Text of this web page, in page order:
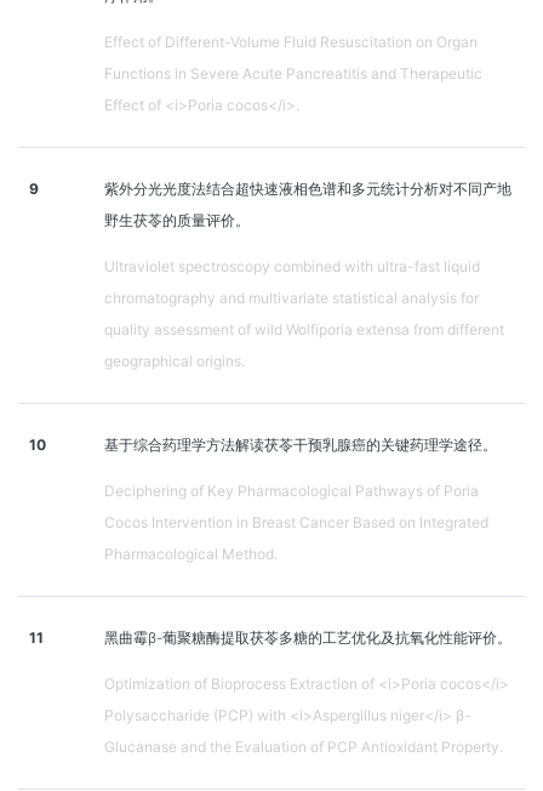
Effect of Different-Volume Fluid Resuscitation on Organ
Functions in Severe Acute Pancreatitis and Therapeutic
Effect of <i>Poria cocos</i>.
9
紫外分光光度法结合超快速液相色谱和多元统计分析对不同产地
野生茯苓的质量评价。
Ultraviolet spectroscopy combined with ultra-fast liquid
chromatography and multivariate statistical analysis for
quality assessment of wild Wolfiporia extensa from different
geographical origins.
10 基于综合药理学方法解读茯苓干预乳腺癌的关键药理学途径。
Deciphering of Key Pharmacological Pathways of Poria
Cocos Intervention in Breast Cancer Based on Integrated
Pharmacological Method.
11 黑曲霉β-葡聚糖酶提取茯苓多糖的工艺优化及抗氧化性能评价。
Optimization of Bioprocess Extraction of <i>Poria cocos</i>
Polysaccharide (PCP) with <i>Aspergillus niger</i> β-
Glucanase and the Evaluation of PCP Antioxidant Property.